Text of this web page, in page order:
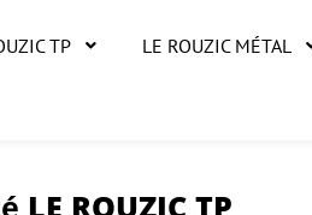
TP LE ROUZIC MÉTAL
LE ROUZIC TP